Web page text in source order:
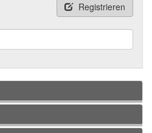
Registrieren